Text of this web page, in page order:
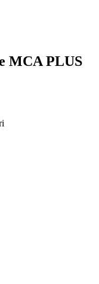
MCA PLUS